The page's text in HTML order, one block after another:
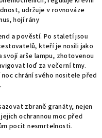
udržuje v rovnováze
hojí rány
a pověstí. Po staletí jsou
kteří je nosili jako
svojí arše lampu, zhotovenou
loď za večerní tmy.
chrání svého nositele před
zbraně granáty, nejen
ochrannou moc před
pocit nesmrtelnosti.